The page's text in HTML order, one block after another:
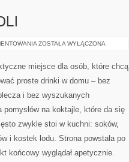
DEGUSTACJE
ALKOHOLI
ZOSTAŁA WYŁĄCZONA
miejsce dla osób, które chcą
proste drinki w domu – bez
i bez wyszukanych
pomysłów na koktajle, które da się
zwykle stoi w kuchni: soków,
i kostek lodu. Strona powstała po
końcowy wyglądał apetycznie.